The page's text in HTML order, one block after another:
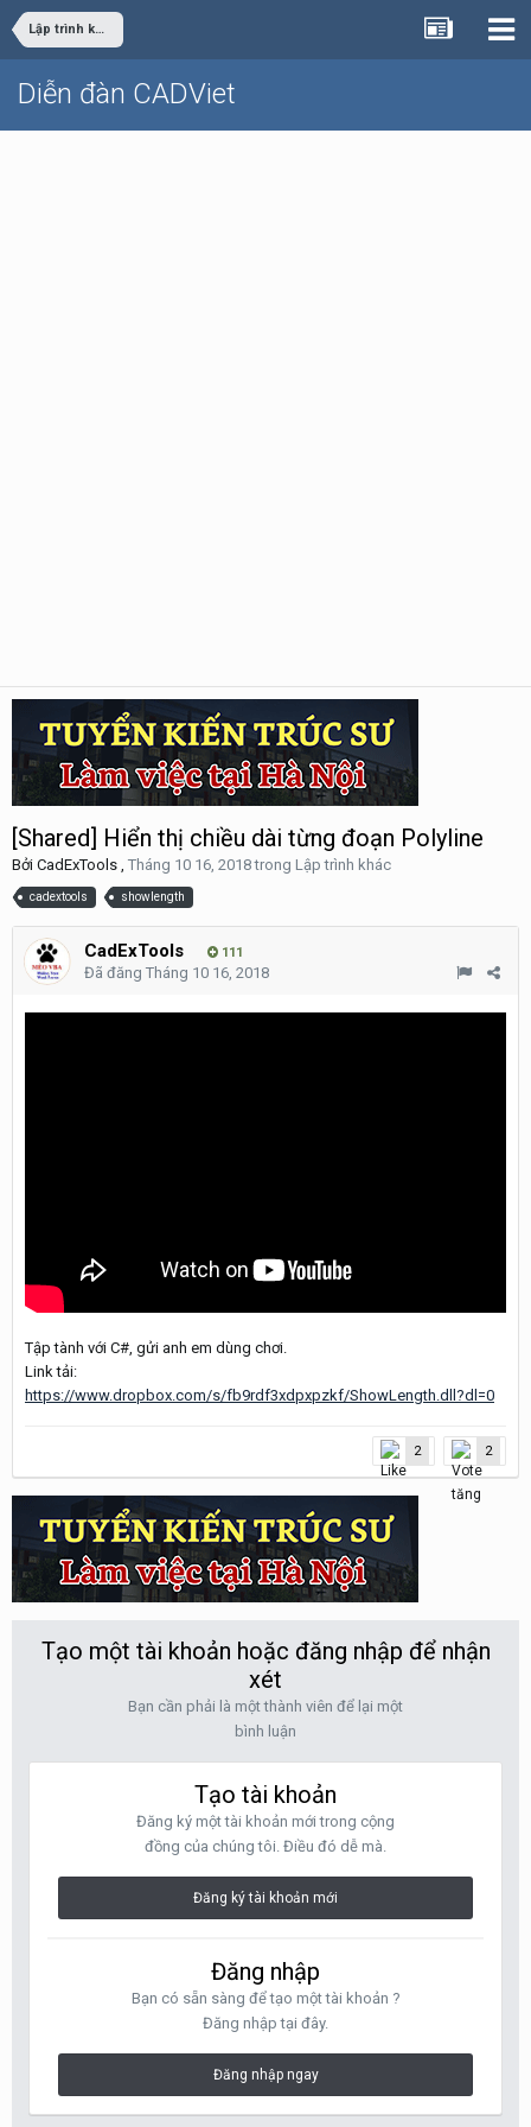
Lập trình khác
Diễn đàn CADViet
[Shared] Hiển thị chiều dài từng đoạn Polyline
Bởi CadExTools , Tháng 10 16, 2018trong Lập trình khác
cadextools showlength
CadExTools 111
Đã đăng Tháng 10 16, 2018
Tập tành với C#, gửi anh em dùng chơi.
Link tải:
https://www.dropbox.com/s/fb9rdf3xdpxpzkf/ShowLength.dll?dl=0
2 2
Tạo một tài khoản hoặc đăng nhập để nhận
xét
Bạn cần phải là một thành viên để lại một
bình luận
Tạo tài khoản
Đăng ký một tài khoản mới trong cộng
đồng của chúng tôi. Điều đó dễ mà.
Đăng ký tài khoản mới
Đăng nhập
Bạn có sẵn sàng để tạo một tài khoản ?
Đăng nhập tại đây.
Đăng nhập ngay